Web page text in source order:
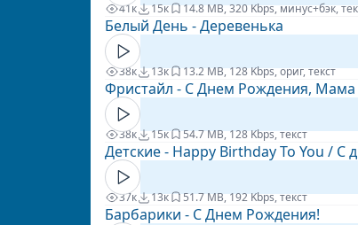
41к 15к 14.8 MB, 320 Kbps, минус+бэк,
Белый День - Деревенька
38к 13к 13.2 MB, 128 Kbps, ориг, текст
Фристайл - С Днем Рождения, Мама
38к 15к 54.7 MB, 128 Kbps, текст
Детские - Happy Birthday To You / С
37к 13к 51.7 MB, 192 Kbps, текст
Барбарики - С Днем Рождения!